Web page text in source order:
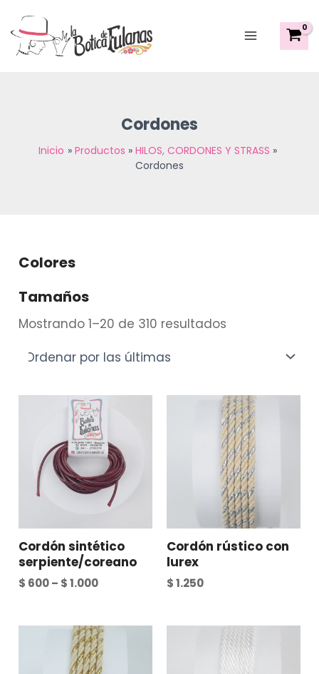
contenido
Menu
Cordones
Inicio Productos
HILOS, CORDONES Y STRASS
Cordones
Colores
Tamaños
Mostrando 1–20 de 310 resultados
latest
Cordón sintético
serpiente/coreano
$ 600– $1.000
Cordón rústico con
lurex
$1.250